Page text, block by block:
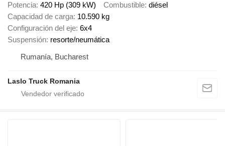
Potencia 420 Hp (309 kW) Combustible diésel
Capacidad de carga 10.590 kg
Configuración del eje 6x4
Suspensión resorte/neumática
Rumanía, Bucharest
Laslo Truck Romania